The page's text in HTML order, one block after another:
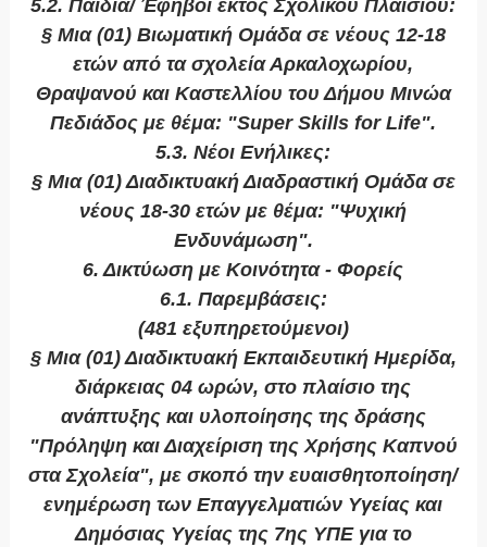
5.2. Παιδιά/ Έφηβοι εκτός Σχολικού Πλαισίου:
§ Μια (01) Βιωματική Ομάδα σε νέους 12-18
ετών από τα σχολεία Αρκαλοχωρίου,
Θραψανού και Καστελλίου του Δήμου Μινώα
Πεδιάδος με θέμα: "Super Skills for Life".
5.3. Νέοι Ενήλικες:
§ Μια (01) Διαδικτυακή Διαδραστική Ομάδα σε
νέους 18-30 ετών με θέμα: "Ψυχική
Ενδυνάμωση".
6. Δικτύωση με Κοινότητα - Φορείς
6.1. Παρεμβάσεις:
(481 εξυπηρετούμενοι)
§ Μια (01) Διαδικτυακή Εκπαιδευτική Ημερίδα,
διάρκειας 04 ωρών, στο πλαίσιο της
ανάπτυξης και υλοποίησης της δράσης
"Πρόληψη και Διαχείριση της Χρήσης Καπνού
στα Σχολεία", με σκοπό την ευαισθητοποίηση/
ενημέρωση των Επαγγελματιών Υγείας και
Δημόσιας Υγείας της 7ης ΥΠΕ για το